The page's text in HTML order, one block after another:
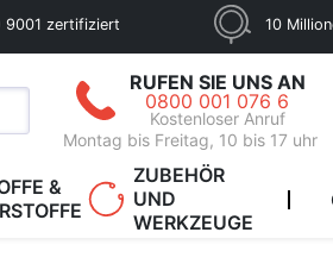
9001 zertifiziert 10
RUFEN SIE UNS AN
0800 001 076 6
Kostenloser Anruf
Montag bis Freitag, 10 bis 17 uhr
&
ZUBEHÖR
UND
WERKZEUGE